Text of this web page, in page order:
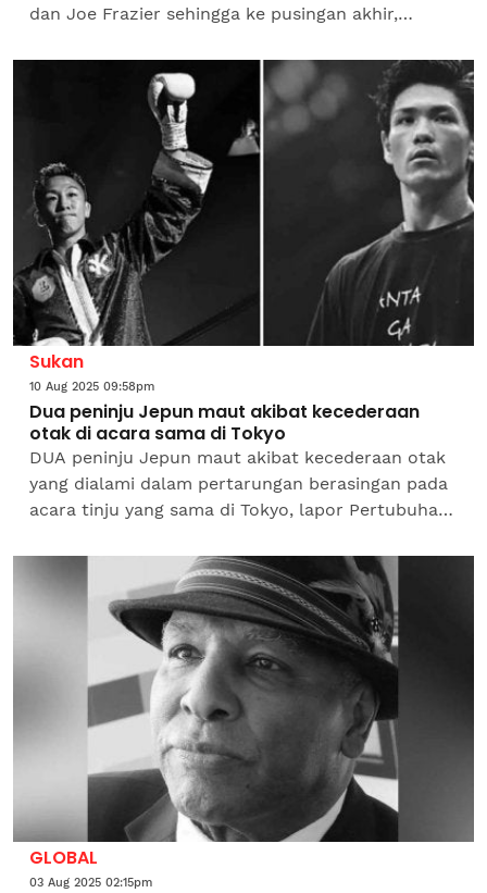
dan Joe Frazier sehingga ke pusingan akhir,
Berita Jerman...
Sukan
10 Aug 2025 09:58pm
Dua peninju Jepun maut akibat kecederaan
otak di acara sama di Tokyo
DUA peninju Jepun maut akibat kecederaan otak
yang dialami dalam pertarungan berasingan pada
acara tinju yang sama di Tokyo, lapor Pertubuhan
Anadolu...
GLOBAL
03 Aug 2025 02:15pm